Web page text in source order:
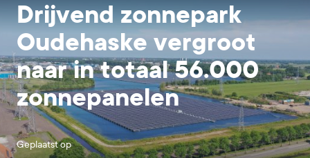
Drijvend zonnepark
Oudehaske vergroot
naar in totaal 56.000
zonnepanelen
Geplaatst op